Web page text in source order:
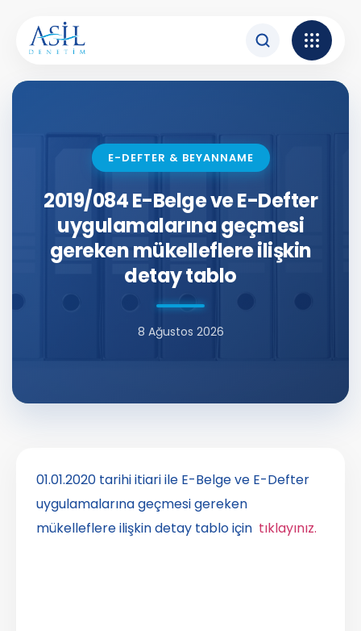
E-DEFTER & BEYANNAME
2019/084 E-Belge ve E-Defter
uygulamalarına geçmesi
gereken mükelleflere ilişkin
detay tablo
8 Ağustos 2026
01.01.2020 tarihi itiari ile E-Belge ve E-Defter
uygulamalarına geçmesi gereken
mükelleflere ilişkin detay tablo için tıklayınız.